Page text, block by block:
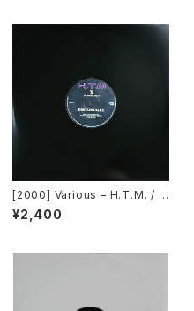
[2000] Various – H.T.M. / B
ack To The "Disco" ~私もD
iscoへ連れていって~ Reques
¥2,400